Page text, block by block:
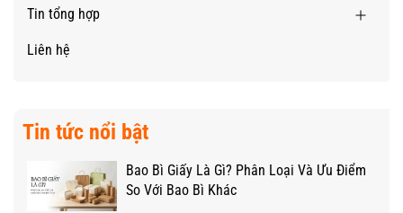
Tin tổng hợp
Liên hệ
Tin tức nổi bật
Bao Bì Giấy Là Gì? Phân Loại Và Ưu Điểm
So Với Bao Bì Khác